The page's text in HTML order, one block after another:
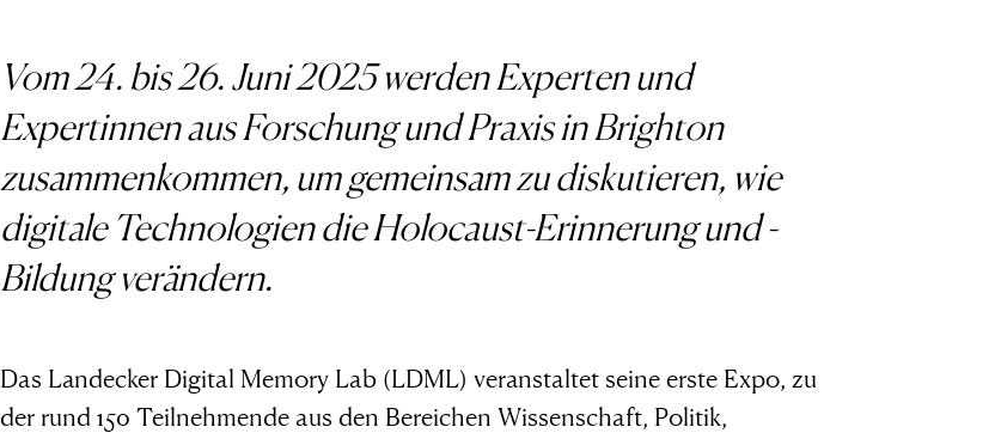
Vom 24. bis 26. Juni 2025 werden Experten und
Expertinnen aus Forschung und Praxis in Brighton
zusammenkommen, um gemeinsam zu diskutieren, wie
digitale Technologien die Holocaust-Erinnerung und -
Bildung verändern.
Das Landecker Digital Memory Lab (LDML) veranstaltet seine erste Expo, zu
der rund 150 Teilnehmende aus den Bereichen Wissenschaft, Politik,